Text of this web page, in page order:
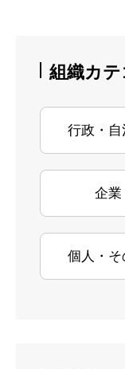
組織カ
行政・自
企業
個人・そ